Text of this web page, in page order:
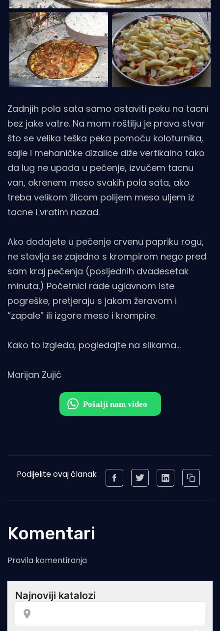
Zadnjih pola sata samo ostaviti peku na tacni
bez jake vatre. Na mom roštilju je prava stvar
što se velika teška peka pomoću koloturnika,
sajle i mehaničke dizalice diže vertikalno tako
da lug ne upada u pečenje, izvučem tacnu
van, okrenem meso svakih pola sata, ako
treba velikom žlicom polijem meso uljem iz
tacne i vratim nazad.
Ako dodajete u pečenje crvenu papriku rogu,
ne stavlja se zajedno s krompirom nego pred
sam kraj pečenja (posljednih dvadesetak
minuta.) Početnici rade uglavnom iste
pogreške, pretjeraju s jakom žeravom i
“zapale” ili izgore meso i krompire.
Kako to izgleda, pogledajte na slikama…
Marijan Zujić
Podijelite ovaj članak
Komentari
Pravila komentiranja